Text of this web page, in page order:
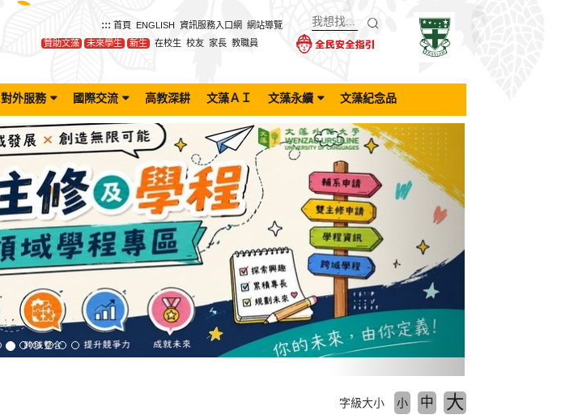
::: 首頁 ENGLISH 資訊服務入口網 網站導覽
贊助文藻
未來學生 新生 在校生 校友 家長 教職員
對外服務 國際交流 高教深耕 文藻ＡＩ 文藻永續 文藻紀念品
Next
字級大小 小 中 大